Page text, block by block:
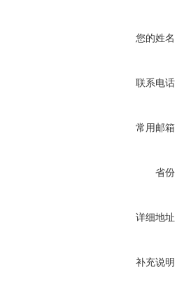
您的姓名
联系电话
常用邮箱
省份
详细地址
补充说明